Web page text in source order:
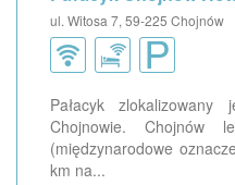
ul. Witosa 7, 59-225 Chojnów
Pałacyk
Chojnowie. Chojnów
(międzynarodowe
km na...